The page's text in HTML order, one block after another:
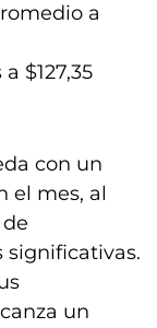
a
$127,35
con un
el mes, al
significativas.
un